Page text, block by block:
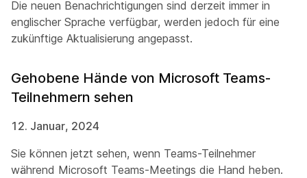
Die neuen Benachrichtigungen sind derzeit immer in
englischer Sprache verfügbar, werden jedoch für eine
zukünftige Aktualisierung angepasst.
Gehobene Hände von Microsoft Teams-
Teilnehmern sehen
12. Januar, 2024
Sie können jetzt sehen, wenn Teams-Teilnehmer
während Microsoft Teams-Meetings die Hand heben.